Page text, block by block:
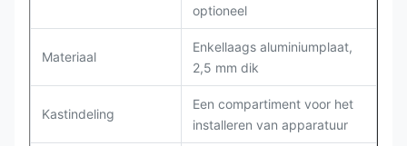
optioneel
Materiaal
Enkellaags aluminiumplaat,
2,5 mm dik
Kastindeling
Een compartiment voor het
installeren van apparatuur